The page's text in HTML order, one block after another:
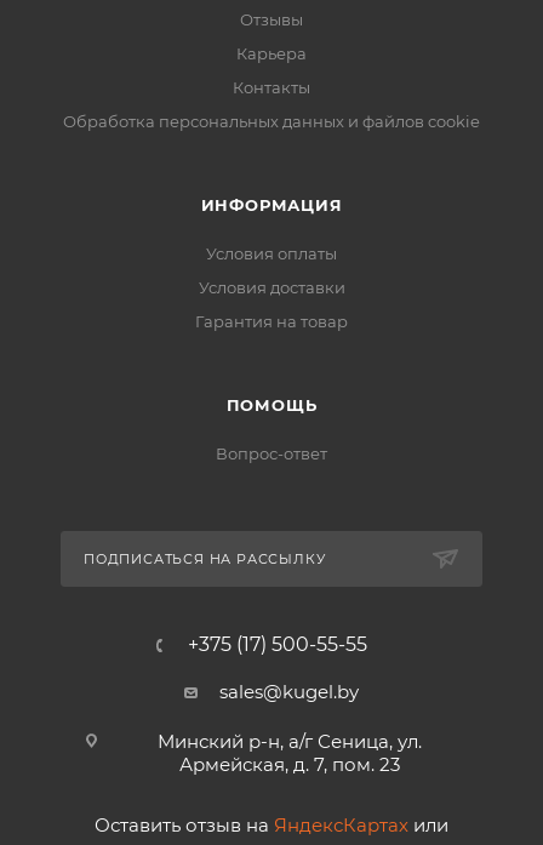
Отзывы
Карьера
Контакты
Обработка персональных данных и файлов cookie
ИНФОРМАЦИЯ
Условия оплаты
Условия доставки
Гарантия на товар
ПОМОЩЬ
Вопрос-ответ
ПОДПИСАТЬСЯ НА РАССЫЛКУ
+375 (17) 500-55-55
sales@kugel.by
Минский р-н, а/г Сеница, ул.
Армейская, д. 7, пом. 23
Оставить отзыв на ЯндексКартах или